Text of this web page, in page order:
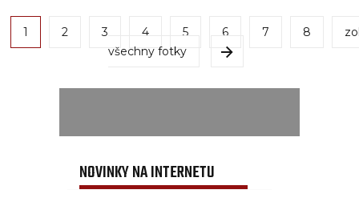
1 2 3 4 5 6 7 8
všechny fotky
NOVINKY NA INTERNETU